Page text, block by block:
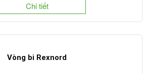
Chi tiết
Vòng bi Rexnord